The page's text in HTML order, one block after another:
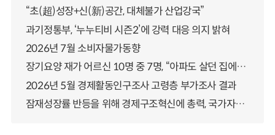
“초(超)성장+신(新)공간, 대체불가 산업강국”
과기정통부, ‘누누티비 시즌2’에 강력 대응 의지 밝혀
2026년 7월 소비자물가동향
장기요양 재가 어르신 10명 중 7명, “아파도 살던 집에서 살겠다” 「2025년 장기요양실태조사」 결과 발표
2026년 5월 경제활동인구조사 고령층 부가조사 결과
잠재성장률 반등을 위해 경제구조혁신에 총력, 국가자산 관리체계 대전환